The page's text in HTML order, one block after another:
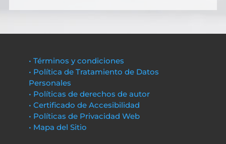
• Términos y condiciones
• Política de Tratamiento de Datos
Personales
• Políticas de derechos de autor
• Certificado de Accesibilidad
• Políticas de Privacidad Web
• Mapa del Sitio